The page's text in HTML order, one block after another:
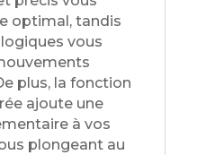
optimal, tandis
vous
plus, la fonction
ajoute une
à vos
plongeant au